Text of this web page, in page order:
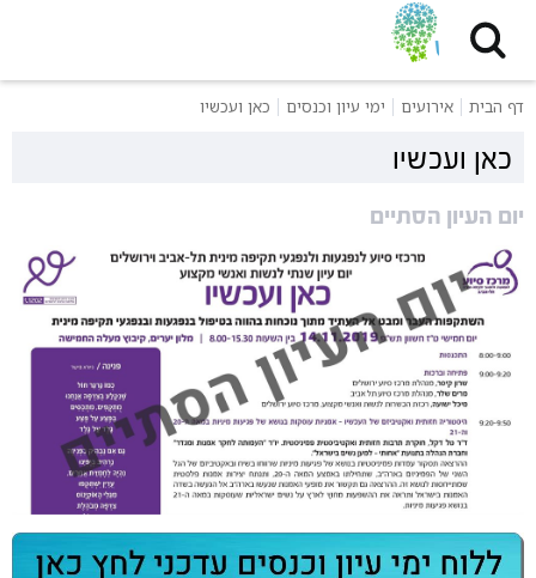
דף הבית אירועים ימי עיון וכנסים כאן ועכשיו
כאן ועכשיו
יום העיון הסתיים